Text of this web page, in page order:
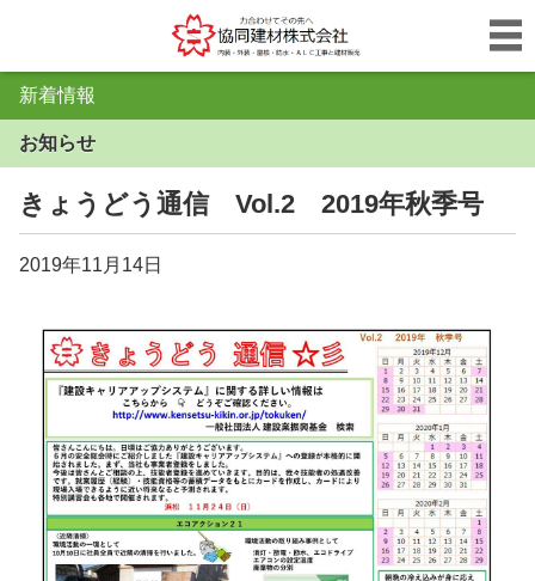
新着情報
お知らせ
きょうどう通信 Vol.2 2019年秋季号
2019年11月14日